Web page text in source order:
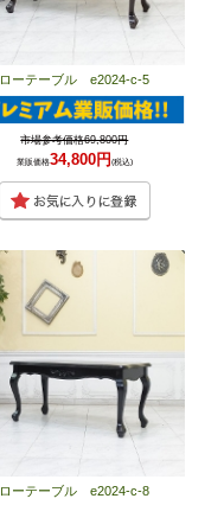
ローテーブル e2024-c-5
市場参考価格69,800円
業販価格34,800円 (税込)
ローテーブル e2024-c-8